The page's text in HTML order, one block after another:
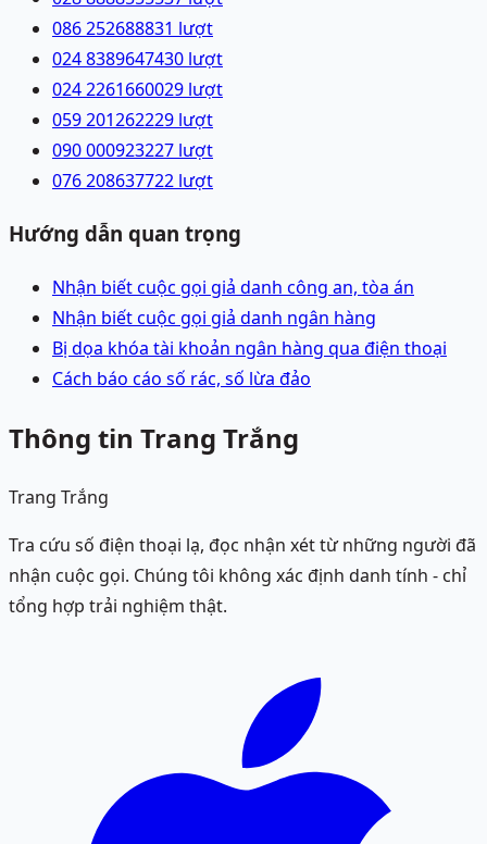
086 252688831 lượt
024 8389647430 lượt
024 2261660029 lượt
059 201262229 lượt
090 000923227 lượt
076 208637722 lượt
Hướng dẫn quan trọng
Nhận biết cuộc gọi giả danh công an, tòa án
Nhận biết cuộc gọi giả danh ngân hàng
Bị dọa khóa tài khoản ngân hàng qua điện thoại
Cách báo cáo số rác, số lừa đảo
Thông tin Trang Trắng
Trang Trắng
Tra cứu số điện thoại lạ, đọc nhận xét từ những người đã
nhận cuộc gọi. Chúng tôi không xác định danh tính - chỉ
tổng hợp trải nghiệm thật.